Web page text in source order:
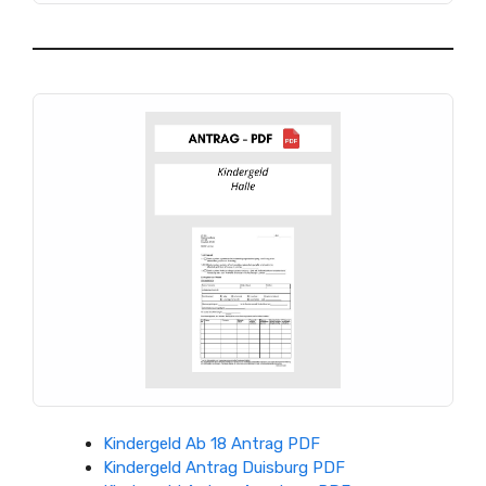
Kindergeldantrags sollten Sie sorgfältig alle
Personalien genau wie in offiziellen
Dokumenten angeben.
Achten Sie darauf, keine
widersprüchlichen Informationen
anzugeben.
Überprüfung der Angaben
können zu Verzögerungen führen:
Kindergeld Ab 18 Antrag PDF
Kindergeld Antrag Duisburg PDF